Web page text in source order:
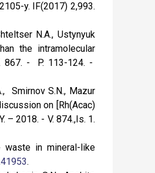
y. IF(2017) 2,993.
N.A., Ustynyuk
the intramolecular
867. - P. 113-124. -
Smirnov S.N., Mazur
on [Rh(Acac)
– 2018. - V. 874.,Is. 1.
waste in mineral-like
.